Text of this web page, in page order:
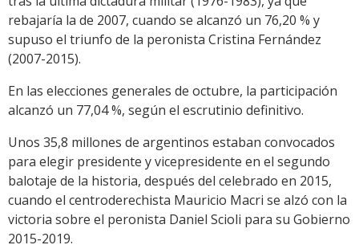
rebajaría la de 2007, cuando se alcanzó un 76,20 % y
supuso el triunfo de la peronista Cristina Fernández
(2007-2015).
En las elecciones generales de octubre, la participación
alcanzó un 77,04 %, según el escrutinio definitivo.
Unos 35,8 millones de argentinos estaban convocados
para elegir presidente y vicepresidente en el segundo
balotaje de la historia, después del celebrado en 2015,
cuando el centroderechista Mauricio Macri se alzó con la
victoria sobre el peronista Daniel Scioli para su Gobierno
2015-2019.